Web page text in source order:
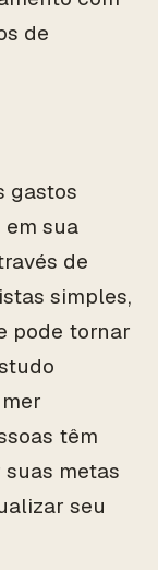
de
gastos
sua
de
simples,
pode tornar
têm
metas
seu